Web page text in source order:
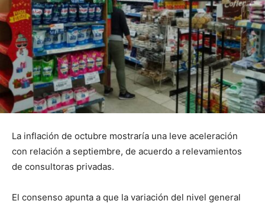
La inflación de octubre mostraría una leve aceleración
con relación a septiembre, de acuerdo a relevamientos
de consultoras privadas.
El consenso apunta a que la variación del nivel general